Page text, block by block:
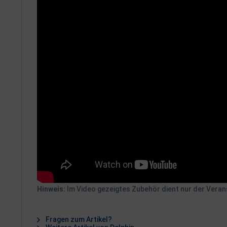
Hinweis: Im Video gezeigtes Zubehör dient nur der
Fragen zum Artikel?